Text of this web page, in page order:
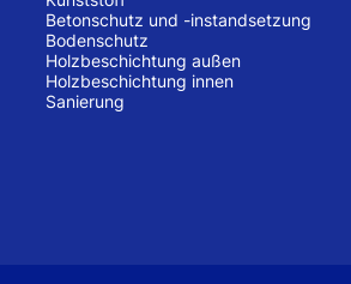
Betonschutz und -instandsetzung
Bodenschutz
Holzbeschichtung außen
Holzbeschichtung innen
Sanierung